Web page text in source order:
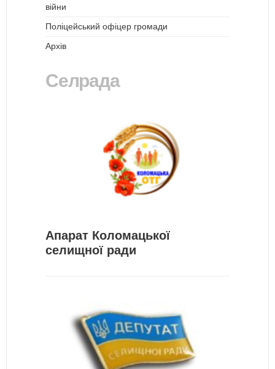
війни
Поліцейський офіцер громади
Архів
Селрада
Апарат Коломацької
селищної ради